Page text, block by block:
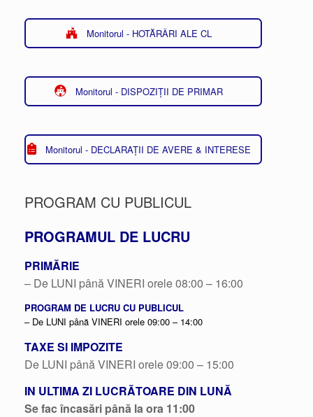
Monitorul - HOTĂRÂRI ALE CL
Monitorul - DISPOZIȚII DE PRIMAR
Monitorul - DECLARAȚII DE AVERE & INTERESE
PROGRAM CU PUBLICUL
PROGRAMUL DE LUCRU
PRIMĂRIE
– De LUNI până VINERI orele 08:00 – 16:00
PROGRAM DE LUCRU CU PUBLICUL
– De LUNI până VINERI orele 09:00 – 14:00
TAXE SI IMPOZITE
De LUNI până VINERI orele 09:00 – 15:00
IN ULTIMA ZI LUCRĂTOARE DIN LUNĂ
Se fac încasări până la ora 11:00